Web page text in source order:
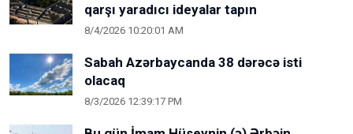
qarşı yaradıcı ideyalar tapın
8/4/2026 10:20:01 AM
Sabah Azərbaycanda 38 dərəcə isti
olacaq
8/3/2026 12:39:17 PM